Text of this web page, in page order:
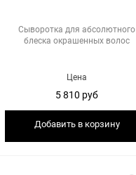
Сыворотка для абсолютного
блеска окрашенных волос
Цена
5 810 руб
Добавить в корзину